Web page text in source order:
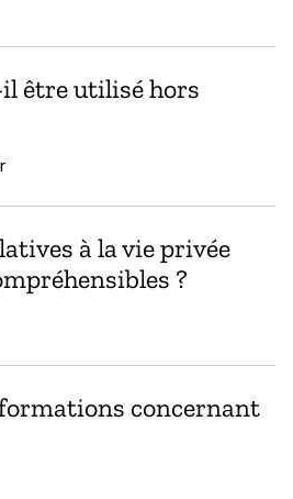
être utilisé hors
à la vie privée
?
concernant